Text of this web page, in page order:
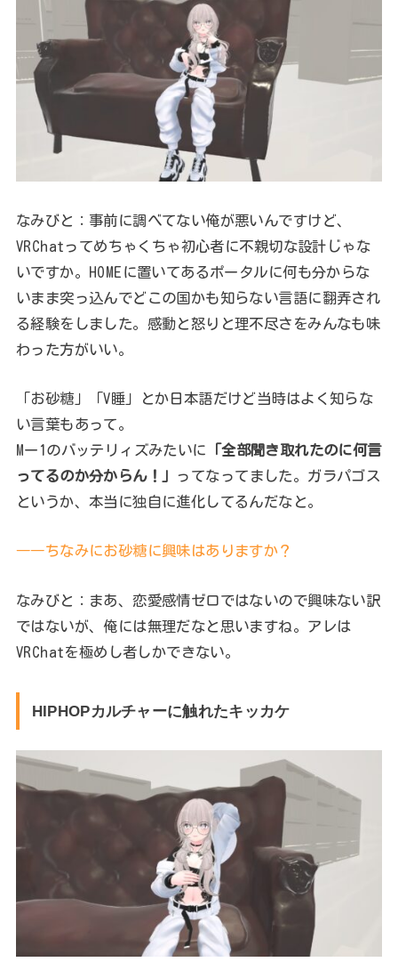
なみびと：事前に調べてない俺が悪いんですけど、
VRChatってめちゃくちゃ初心者に不親切な設計じゃな
いですか。HOMEに置いてあるポータルに何も分からな
いまま突っ込んでどこの国かも知らない言語に翻弄され
る経験をしました。感動と怒りと理不尽さをみんなも味
わった方がいい。
「お砂糖」「V睡」とか日本語だけど当時はよく知らな
い言葉もあって。
Mー1のバッテリィズみたいに 「全部聞き取れたのに何言
ってるのか分からん！」 ってなってました。ガラパゴス
というか、本当に独自に進化してるんだなと。
――ちなみにお砂糖に興味はありますか？
なみびと：まあ、恋愛感情ゼロではないので興味ない訳
ではないが、俺には無理だなと思いますね。アレは
VRChatを極めし者しかできない。
HIPHOPカルチャーに触れたキッカケ